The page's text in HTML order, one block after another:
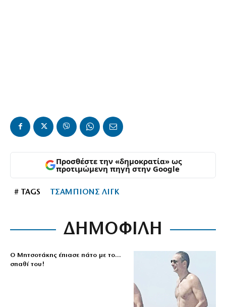
Προσθέστε την «δημοκρατία» ως
προτιμώμενη πηγή στην Google
# TAGS ΤΣΑΜΠΙΟΝΣ ΛΙΓΚ
ΔΗΜΟΦΙΛΗ
Ο Μητσοτάκης έπιασε πάτο με το…
σπαθί του!